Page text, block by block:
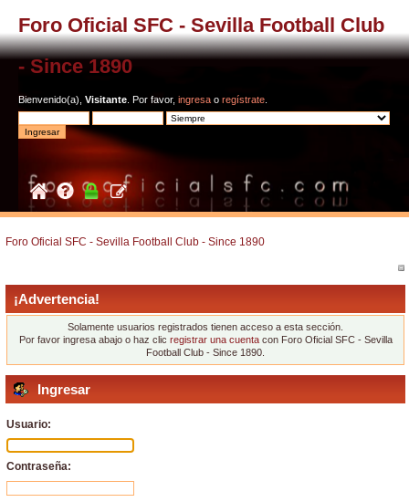
Foro Oficial SFC - Sevilla Football Club
- Since 1890
Bienvenido(a), Visitante . Por favor, ingresa o regístrate
Foro Oficial SFC - Sevilla Football Club - Since 1890
¡Advertencia!
Solamente usuarios registrados tienen acceso a esta sección.
Por favor ingresa abajo o haz clic registrar una cuentacon Foro Oficial SFC - Sevilla
Football Club - Since 1890.
Ingresar
Usuario:
Contraseña: